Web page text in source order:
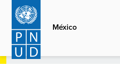
Pasar
contenido
principal
México